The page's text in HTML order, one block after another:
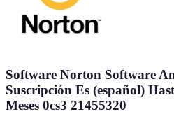
Software Norton Software
Suscripción Es (español)
Meses 0cs3 21455320